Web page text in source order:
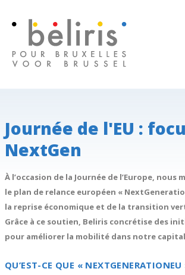
Journée de l'EU :
NextGen
À l’occasion de la Journée de l’Europe, nous
le plan de relance européen «
la reprise économique et de la transition
Grâce à ce soutien, Beliris concrétise des
pour améliorer la mobilité dans notre
QU’EST-CE QUE « NEXTGENERATIONEU